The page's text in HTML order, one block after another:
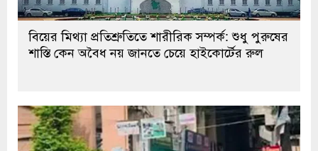
বিয়ের মিথ্যা প্রতিশ্রুতিতে শারীরিক সম্পর্ক: শুধু পুরুষের
শাস্তি কেন অবৈধ নয় জানতে চেয়ে হাইকোর্টের রুল